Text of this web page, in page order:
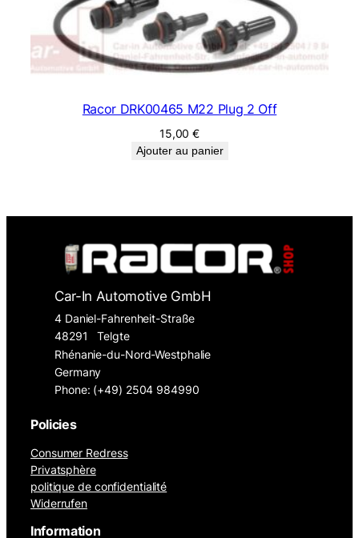
Racor DRK00465 M22 Plug 2 Off
15,00€
Ajouter au panier
Car-In Automotive GmbH
4 Daniel-Fahrenheit-Straße
48291
Telgte
Rhénanie-du-Nord-Westphalie
Germany
Phone: (+49) 2504 984990
Policies
Consumer Redress
Privatsphère
politique de confidentialité
Widerrufen
Information